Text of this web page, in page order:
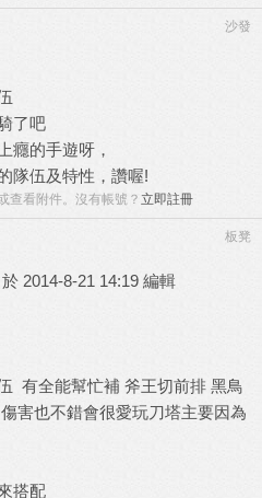
沙發
了吧
癮的手遊呀，
隊伍及特性，讚喔!
查看附件。沒有帳號？ 立即註冊
板凳
2014-8-21 14:19 編輯
有全能幫忙補 斧王切前排 黑鳥
害也不錯會很愛玩刀塔主要因為
搭配